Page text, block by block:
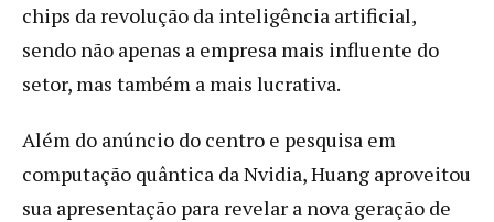
chips da revolução da inteligência artificial,
sendo não apenas a empresa mais influente do
setor, mas também a mais lucrativa.
Além do anúncio do centro e pesquisa em
computação quântica da Nvidia, Huang aproveitou
sua apresentação para revelar a nova geração de